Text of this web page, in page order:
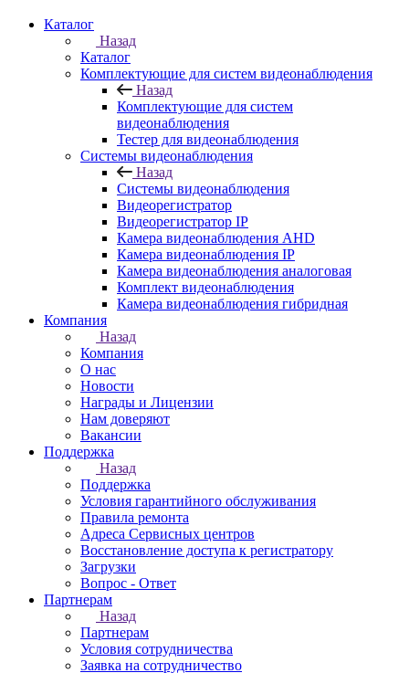
Каталог
Назад
Каталог
Комплектующие для систем видеонаблюдения
Назад
Комплектующие для систем
видеонаблюдения
Тестер для видеонаблюдения
Системы видеонаблюдения
Назад
Системы видеонаблюдения
Видеорегистратор
Видеорегистратор IP
Камера видеонаблюдения AHD
Камера видеонаблюдения IP
Камера видеонаблюдения аналоговая
Комплект видеонаблюдения
Камера видеонаблюдения гибридная
Компания
Назад
Компания
О нас
Новости
Награды и Лицензии
Нам доверяют
Вакансии
Поддержка
Назад
Поддержка
Условия гарантийного обслуживания
Правила ремонта
Адреса Сервисных центров
Восстановление доступа к регистратору
Загрузки
Вопрос - Ответ
Партнерам
Назад
Партнерам
Условия сотрудничества
Заявка на сотрудничество